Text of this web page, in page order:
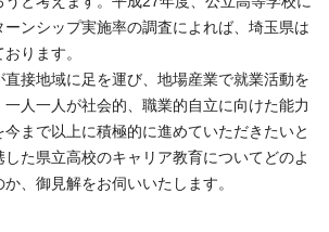
ンシップ実施率の調査によれば、埼玉県は
ります。
接地域に足を運び、地場産業で就業活動を
人一人が社会的、職業的自立に向けた能力
まで以上に積極的に進めていただきたいと
た県立高校のキャリア教育についてどのよ
、御見解をお伺いいたします。